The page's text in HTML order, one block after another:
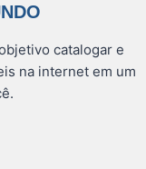
catalogar e
na internet em um